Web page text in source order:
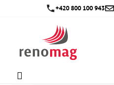
+420 800 100 943